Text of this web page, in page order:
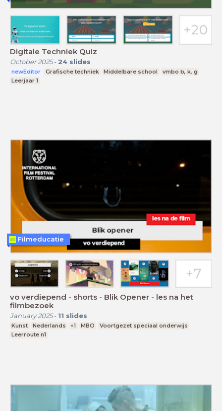
Digitale Techniek Quiz
October 2025- 24 slides
newEditor Grafische techniek Middelbare school
vmbo b, k, g
Leerjaar 1
vo verdiepend - shorts - Blik Opener - les na het
filmbezoek
January 2025- 11 slides
Kunst Nederlands +1 MBO
Voortgezet speciaal onderwijs
Leerroute n1
Filmeducatie